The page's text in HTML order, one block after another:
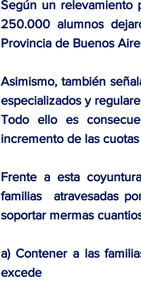
Según un relevamiento
250.000 alumnos
Provincia de Buenos
Asimismo, también
especializados y
Todo ello es
incremento de las
Frente a esta
familias  atravesadas
soportar mermas
a) Contener a las
excede